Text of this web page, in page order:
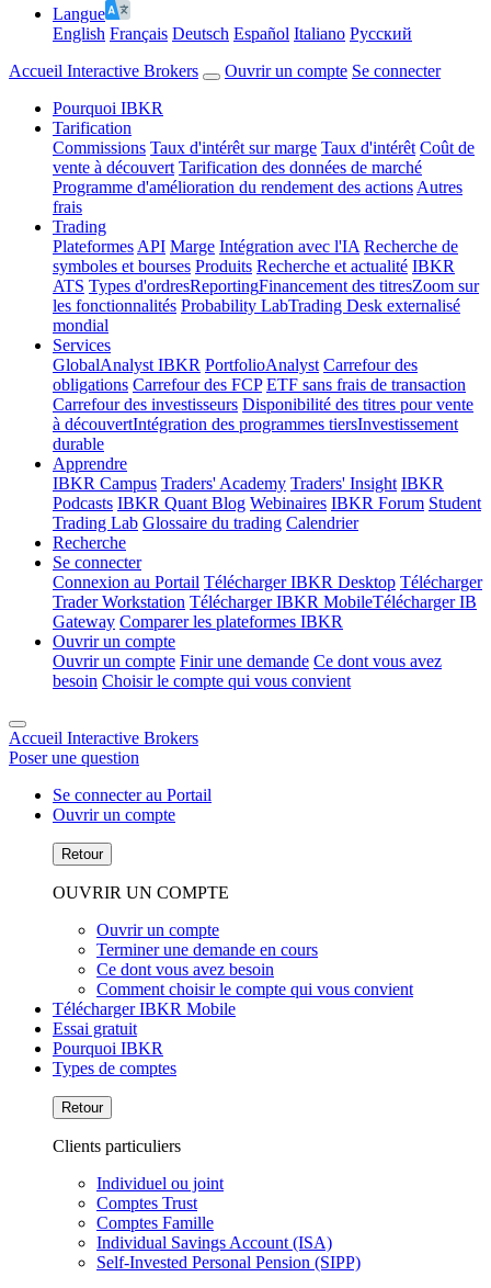
Langue
English Français Deutsch Español Italiano Pусский
Accueil Interactive Brokers
Ouvrir un compte Se connecter
Pourquoi IBKR
Tarification
Commissions Taux d'intérêt sur marge Taux d'intérêt Coût de
vente à découvert Tarification des données de marché
Programme d'amélioration du rendement des actions Autres
frais
Trading
Plateformes API Marge Intégration avec l'IA Recherche de
symboles et bourses Produits Recherche et actualité IBKR
ATS Types d'ordresReportingFinancement des titresZoom sur
les fonctionnalités Probability LabTrading Desk externalisé
mondial
Services
GlobalAnalyst IBKR PortfolioAnalyst Carrefour des
obligations Carrefour des FCP ETF sans frais de transaction
Carrefour des investisseurs Disponibilité des titres pour vente
à découvertIntégration des programmes tiersInvestissement
durable
Apprendre
IBKR Campus Traders' Academy Traders' Insight IBKR
Podcasts IBKR Quant Blog Webinaires IBKR Forum Student
Trading Lab Glossaire du trading Calendrier
Recherche
Se connecter
Connexion au Portail Télécharger IBKR Desktop Télécharger
Trader Workstation Télécharger IBKR MobileTélécharger IB
Gateway Comparer les plateformes IBKR
Ouvrir un compte
Ouvrir un compte Finir une demande Ce dont vous avez
besoin Choisir le compte qui vous convient
Accueil Interactive Brokers
Poser une question
Se connecter au Portail
Ouvrir un compte
Retour
OUVRIR UN COMPTE
Ouvrir un compte
Terminer une demande en cours
Ce dont vous avez besoin
Comment choisir le compte qui vous convient
Télécharger IBKR Mobile
Essai gratuit
Pourquoi IBKR
Types de comptes
Retour
Clients particuliers
Individuel ou joint
Comptes Trust
Comptes Famille
Individual Savings Account (ISA)
Self-Invested Personal Pension (SIPP)